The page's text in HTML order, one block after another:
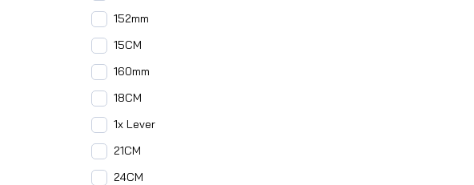
152mm
15CM
160mm
18CM
1x Lever
21CM
24CM